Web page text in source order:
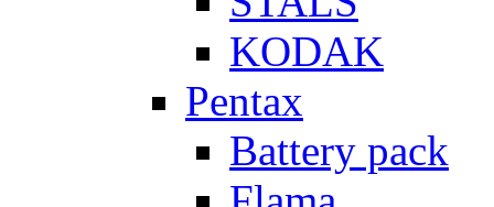
KODAK
Pentax
Battery pack